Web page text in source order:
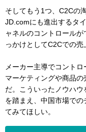
そしてもう1つ、C2Cの
JD.comにも進出するタ
ャネルのコントロール
っかけとしてC2Cでの売
メーカー主導でコントロ
マーケティングや商品
だ。こういったノウハ
を踏まえ、中国市場で
てみてほしい。